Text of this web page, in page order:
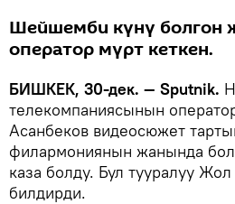
Шейшемби күнү болгон
оператор мүрт кеткен.
БИШКЕК, 30-дек. — Sputnik.
телекомпаниясынын
Асанбеков видеосюжет
филармониянын жанында
каза болду. Бул тууралуу
билдирди.